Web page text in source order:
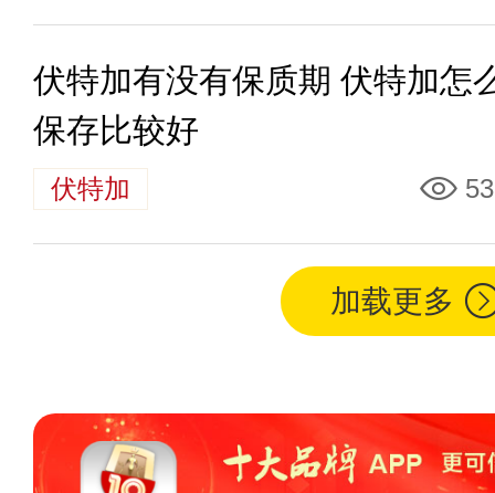
伏特加有没有保质期 伏特加怎
保存比较好
伏特加
加载更多